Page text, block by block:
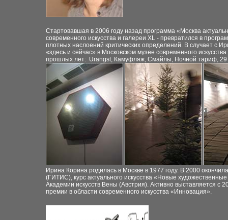
Стартовавшая в 2006 году назад программа «Москва
современного искусства и галереи XL - превратился в
плотных наслоений критических определений. В случает с
«здесь и сейчас» в Московском музее современного
прошлых лет: Urangst, Камуфляж, Смайлы, Ночной тариф,
Ирина Корина родилась в Москве в 1977 году. В 2000
(ГИТИС), курс актуального искусства «Новые
Академии искусств Вены (Австрия). Активно выставляется с
премии в области современного искусства «Инновация».